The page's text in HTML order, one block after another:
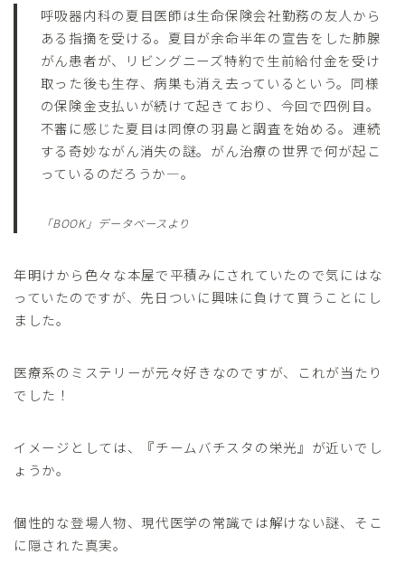
呼吸器内科の夏目医師は生命保険会社勤務の友人から
ある指摘を受ける。夏目が余命半年の宣告をした肺腺
がん患者が、リビングニーズ特約で生前給付金を受け
取った後も生存、病巣も消え去っているという。同様
の保険金支払いが続けて起きており、今回で四例目。
不審に感じた夏目は同僚の羽島と調査を始める。連続
する奇妙ながん消失の謎。がん治療の世界で何が起こ
っているのだろうか―。
「BOOK」データベースより
年明けから色々な本屋で平積みにされていたので気にはな
っていたのですが、先日ついに興味に負けて買うことにし
ました。
医療系のミステリーが元々好きなのですが、これが当たり
でした！
イメージとしては、『チームバチスタの栄光』が近いでし
ょうか。
個性的な登場人物、現代医学の常識では解けない謎、そこ
に隠された真実。